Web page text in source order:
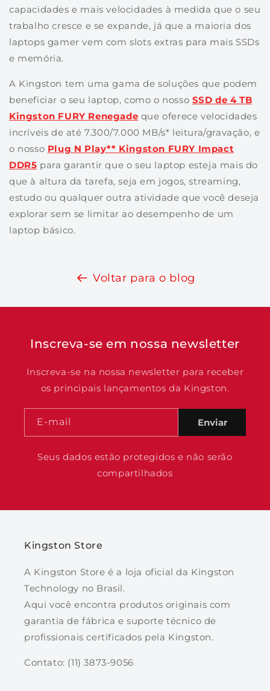
capacidades e mais velocidades à medida que o seu
trabalho cresce e se expande, já que a maioria dos
laptops gamer vem com slots extras para mais SSDs
e memória.
A Kingston tem uma gama de soluções que podem
beneficiar o seu laptop, como o nosso SSD de 4 TB
Kingston FURY Renegade que oferece velocidades
incríveis de até 7.300/7.000 MB/s* leitura/gravação, e
o nosso Plug N Play** Kingston FURY Impact
DDR5 para garantir que o seu laptop esteja mais do
que à altura da tarefa, seja em jogos, streaming,
estudo ou qualquer outra atividade que você deseja
explorar sem se limitar ao desempenho de um
laptop básico.
Voltar para o blog
Inscreva-se em nossa newsletter
Inscreva-se na nossa newsletter para receber
os principais lançamentos da Kingston.
E-mail Enviar
Seus dados estão protegidos e não serão
compartilhados
Kingston Store
A Kingston Store é a loja oficial da Kingston
Technology no Brasil.
Aqui você encontra produtos originais com
garantia de fábrica e suporte técnico de
profissionais certificados pela Kingston.
Contato: (11) 3873-9056